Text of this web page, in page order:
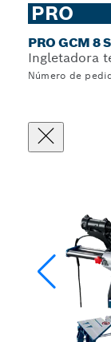
PRO
PRO GCM 8
Ingletadora
Número de